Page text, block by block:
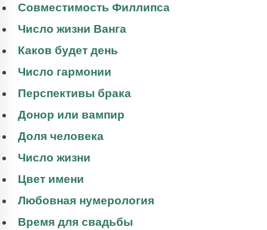
Совместимость Филлипса
Число жизни Ванга
Каков будет день
Число гармонии
Перспективы брака
Донор или вампир
Доля человека
Число жизни
Цвет имени
Любовная нумерология
Время для свадьбы